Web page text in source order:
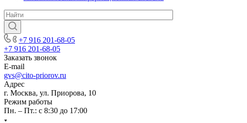
+7 916 201-68-05
+7 916 201-68-05
Заказать звонок
E-mail
gvs@cito-priorov.ru
Адрес
г. Москва, ул. Приорова, 10
Режим работы
Пн. – Пт.: с 8:30 до 17:00